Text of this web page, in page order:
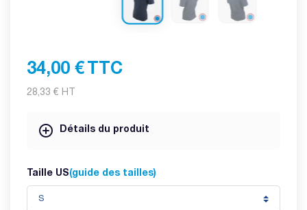
34,00 € TTC
28,33 € HT
Détails du produit
Taille US(guide des tailles)